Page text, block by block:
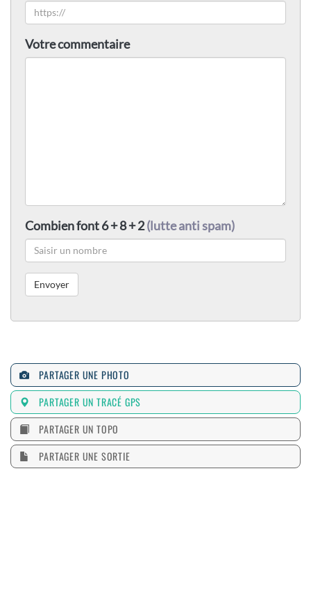
Votre commentaire
Combien font 6 + 8 + 2(lutte anti spam)
PARTAGER UNE PHOTO
PARTAGER UN TRACÉ GPS
PARTAGER UN TOPO
PARTAGER UNE SORTIE